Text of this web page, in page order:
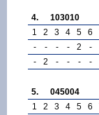
4. 103010
1
2 3 4 5 6
-
- - - 2 -
-
2 - - - -
5. 045004
1
2 3 4 5 6